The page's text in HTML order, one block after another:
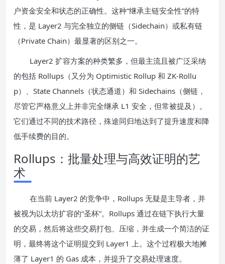
户资金安全和状态的正确性。这种“继承主链安全性”的特
性，是 Layer2 与完全独立的侧链（Sidechain）或私有链
（Private Chain）最显著的区别之一。
Layer2 扩容方案的种类繁多，但最主流且被广泛采纳
的包括 Rollups（又分为 Optimistic Rollup 和 ZK-Rollu
p）、State Channels（状态通道）和 Sidechains（侧链，
尽管它严格意义上并非完全继承 L1 安全，但常被提及）。
它们通过不同的技术路径，殊途同归地达到了提升速度和降
低手续费的目的。
Rollups：批量处理与高效证明的艺
术
在当前 Layer2 的竞争中，Rollups 无疑是主导者，并
被视为以太坊扩容的“圣杯”。Rollups 通过在链下执行大量
的交易，然后将这些交易打包、压缩，并生成一个简洁的证
明，最终将这个证明提交到 Layer1 上。这个过程极大地摊
薄了 Layer1 的 Gas 成本，并提升了交易处理速度。